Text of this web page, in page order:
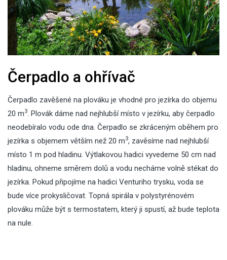
Čerpadlo a ohřívač
Čerpadlo zavěšené na plováku je vhodné pro jezírka do objemu
20 m3 . Plovák dáme nad nejhlubší místo v jezírku, aby čerpadlo
neodebíralo vodu ode dna. Čerpadlo se zkráceným oběhem pro
jezírka s objemem větším než 20 m3, zavěsíme nad nejhlubší
místo 1 m pod hladinu. Výtlakovou hadici vyvedeme 50 cm nad
hladinu, ohneme směrem dolů a vodu necháme volně stékat do
jezírka. Pokud připojíme na hadici Venturiho trysku, voda se
bude více prokysličovat. Topná spirála v polystyrénovém
plováku může být s termostatem, který ji spustí, až bude teplota
na nule.